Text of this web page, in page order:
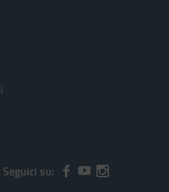
Seguici su: